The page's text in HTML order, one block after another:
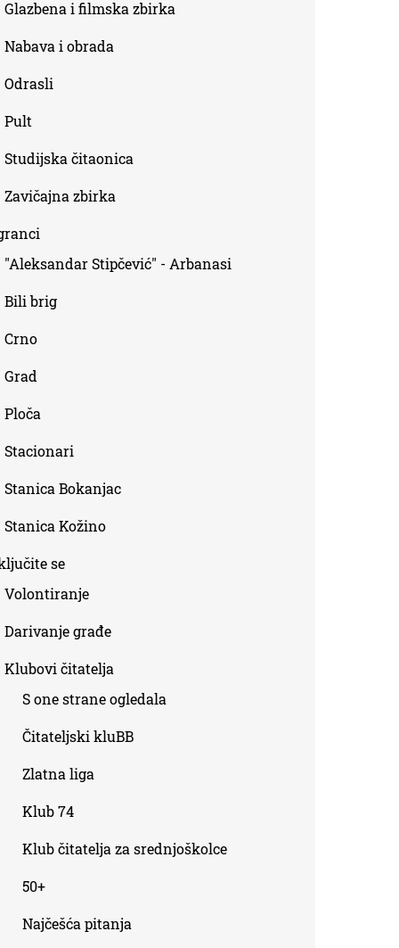
Glazbena i filmska zbirka
Nabava i obrada
Odrasli
Pult
Studijska čitaonica
Zavičajna zbirka
"Aleksandar Stipčević" - Arbanasi
Bili brig
Crno
Grad
Ploča
Stacionari
Stanica Bokanjac
Stanica Kožino
se
Volontiranje
Darivanje građe
Klubovi čitatelja
S one strane ogledala
Čitateljski kluBB
Zlatna liga
Klub 74
Klub čitatelja za srednjoškolce
50+
Najčešća pitanja